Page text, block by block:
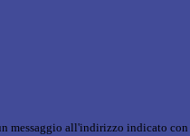
messaggio all'indirizzo indicato